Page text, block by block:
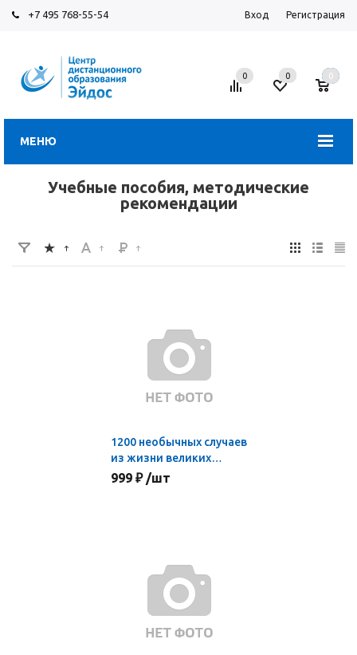
+7 495 768-55-54 Вход Регистрация
МЕНЮ
0 0 0
Учебные пособия, методические
рекомендации
1200 необычных случаев
из жизни великих
учёных
999 ₽ /шт